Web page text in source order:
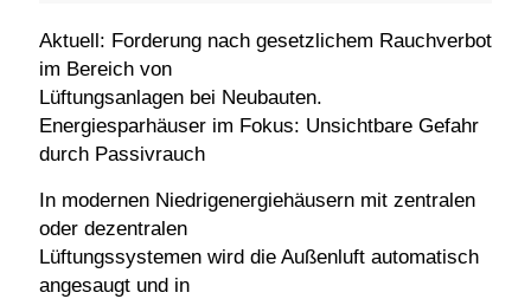
Aktuell: Forderung nach gesetzlichem Rauchverbot
im Bereich von
Lüftungsanlagen bei Neubauten.
Energiesparhäuser im Fokus: Unsichtbare Gefahr
durch Passivrauch
In modernen Niedrigenergiehäusern mit zentralen
oder dezentralen
Lüftungssystemen wird die Außenluft automatisch
angesaugt und in